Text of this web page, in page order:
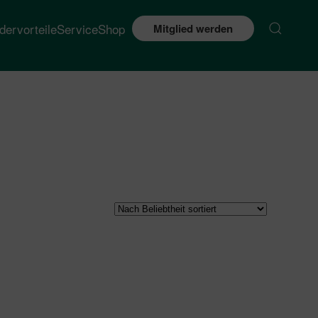
ServiceShop Mitglied werden